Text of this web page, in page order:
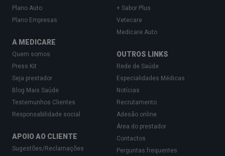
Plano Auto
Plano Empresas
A MEDICARE
Quem somos
Press Kit
Seja prestador
Blog Mais Saúde
Testemunhos Clientes
Responsabilidade social
APOIO AO CLIENTE
Sugestões/Reclamações
+ Sabor Plus
Vetecare
Medicare Auto
OUTROS LINKS
Rede de Saúde
Especialidades Médicas
Notícias
Recrutamento
Adesão online
Área do prestador
Contactos
Perguntas frequentes